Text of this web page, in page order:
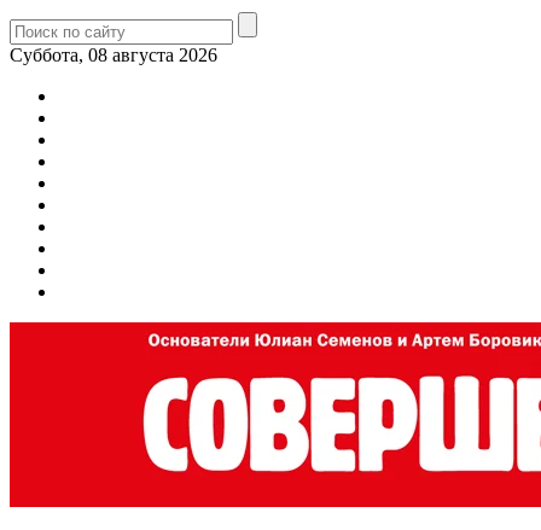
Суббота, 08 августа 2026